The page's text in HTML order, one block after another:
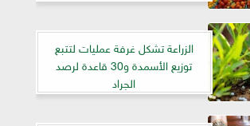
الزراعة تشكل غرفة عمليات لتتبع
توزيع الأسمدة و30 قاعدة لرصد
الجراد